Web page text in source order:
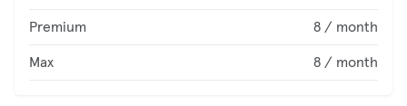
Premium 8 / month
Max 8 / month